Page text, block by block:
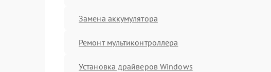
Замена аккумулятора
Ремонт мультиконтроллера
Установка драйверов Windows